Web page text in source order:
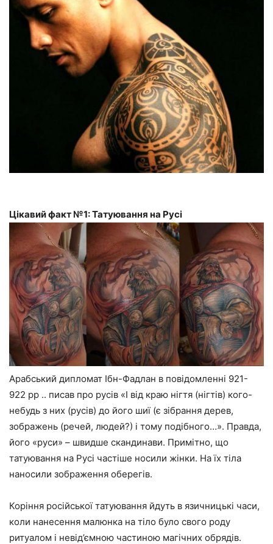
Цікавий факт №1: Татуювання на Русі
Арабський дипломат Ібн-Фадлан в повідомленні 921-
922 рр .. писав про русів «І від краю нігтя (нігтів) кого-
небудь з них (русів) до його шиї (є зібрання дерев,
зображень (речей, людей?) і тому подібного…». Правда,
його «руси» – швидше скандинави. Примітно, що
татуювання на Русі частіше носили жінки. На їх тіла
наносили зображення оберегів.
Коріння російської татуювання йдуть в язичницькі часи,
коли нанесення малюнка на тіло було свого роду
ритуалом і невід’ємною частиною магічних обрядів.